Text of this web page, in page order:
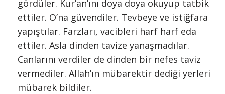
gördüler. Kur’an’ını doya doya okuyup tatbik
ettiler. O’na güvendiler. Tevbeye ve istiğfara
yapıştılar. Farzları, vacibleri harf harf eda
ettiler. Asla dinden tavize yanaşmadılar.
Canlarını verdiler de dinden bir nefes taviz
vermediler. Allah’ın mübarektir dediği yerleri
mübarek bildiler.